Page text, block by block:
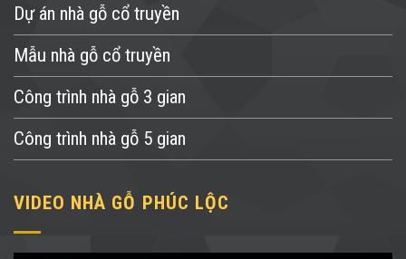
Dự án nhà gỗ cổ truyền
Mẫu nhà gỗ cổ truyền
Công trình nhà gỗ 3 gian
Công trình nhà gỗ 5 gian
VIDEO NHÀ GỖ PHÚC LỘC